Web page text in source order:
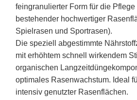
feingranulierter Form für die Pflege
bestehender hochwertiger
Spielrasen und Sportrasen).
Die speziell abgestimmte
mit erhöhtem schnell wirkendem
organischen
optimales Rasenwachstum. Ideal
intensiv genutzter Rasenflächen.